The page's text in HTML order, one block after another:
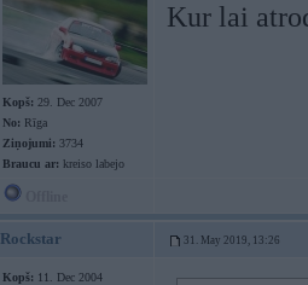
Kopš: 29. Dec 2007
No: Rīga
Ziņojumi: 3734
Braucu ar: kreiso labejo
Kur lai
Rockstar 31. May 2019, 13:26
Kopš: 11. Dec 2004